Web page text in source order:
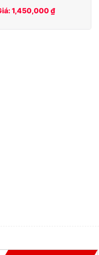
1,450,000 ₫